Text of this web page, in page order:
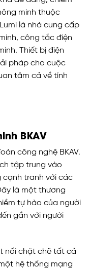
minh thuộc
là nhà cung cấp
công tắc điện
Thiết bị điện
pháp cho cuộc
tâm cả về tính
BKAV
công nghệ BKAV.
tập trung vào
cạnh tranh với các
là một thương
tự hào của người
gần với người
nối chặt chẽ tất cả
hệ thống mạng